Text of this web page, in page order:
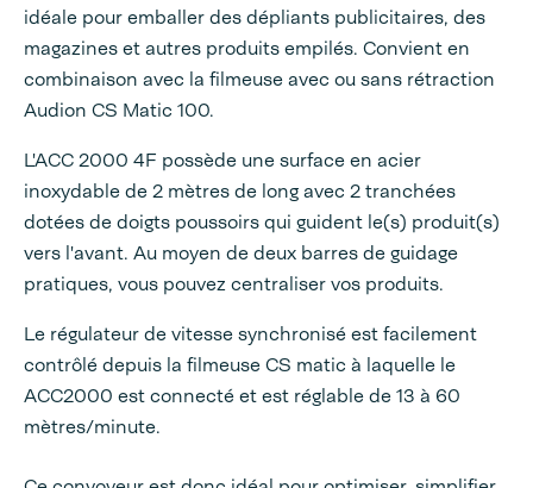
idéale pour emballer des dépliants publicitaires, des
magazines et autres produits empilés. Convient en
combinaison avec la filmeuse avec ou sans rétraction
Audion CS Matic 100.
L'ACC 2000 4F possède une surface en acier
inoxydable de 2 mètres de long avec 2 tranchées
dotées de doigts poussoirs qui guident le(s) produit(s)
vers l'avant. Au moyen de deux barres de guidage
pratiques, vous pouvez centraliser vos produits.
Le régulateur de vitesse synchronisé est facilement
contrôlé depuis la filmeuse CS matic à laquelle le
ACC2000 est connecté et est réglable de 13 à 60
mètres/minute.